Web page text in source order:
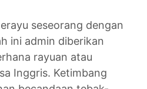
seseorang dengan
ini admin diberikan
rayuan atau
Inggris. Ketimbang